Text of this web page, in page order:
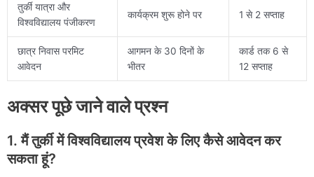
तुर्की यात्रा और
विश्वविद्यालय पंजीकरण
कार्यक्रम शुरू होने पर 1 से 2 सप्ताह
छात्र निवास परमिट
आवेदन
आगमन के 30 दिनों के
भीतर
कार्ड तक 6 से
12 सप्ताह
अक्सर पूछे जाने वाले प्रश्न
1. मैं तुर्की में विश्वविद्यालय प्रवेश के लिए कैसे आवेदन कर
सकता हूं?